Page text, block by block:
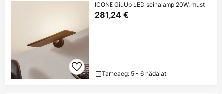
ICONE GiuUp LED seinalamp 20W, must
281,24 €
Tarneaeg: 5 - 6 nädalat